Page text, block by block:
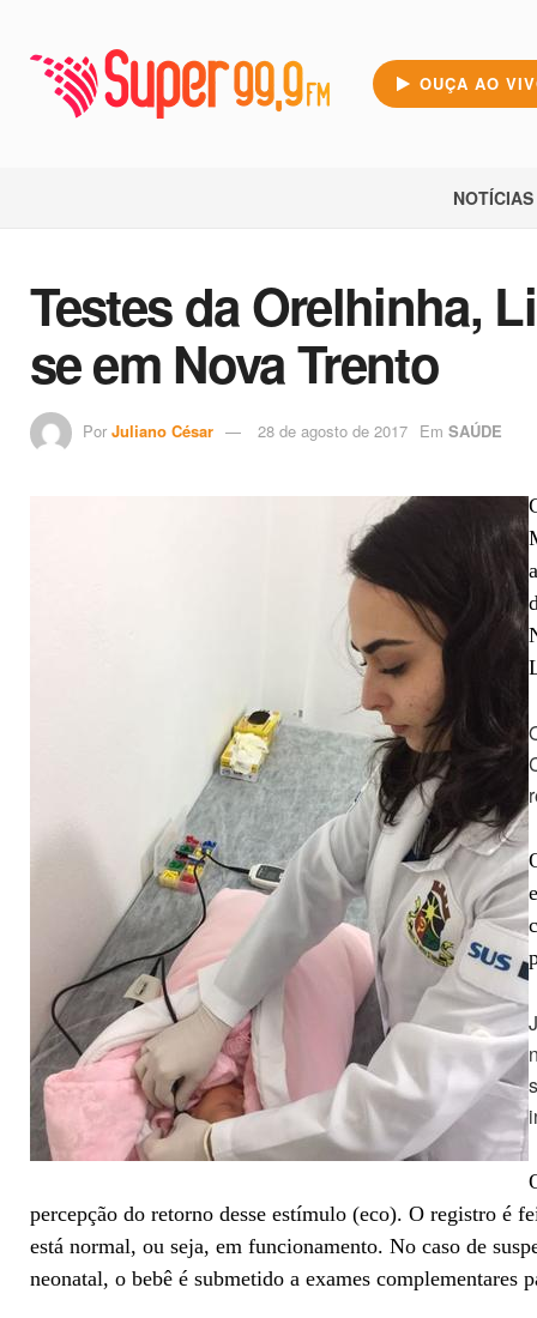
OUÇA AO
NOTÍCIAS
Testes da Orelhinha,
se em Nova Trento
Por Juliano César 28 de agosto de 2017 Em SAÚDE
percepção do retorno desse estímulo (eco). O registro é
está normal, ou seja, em funcionamento. No caso de
neonatal, o bebê é submetido a exames complementares